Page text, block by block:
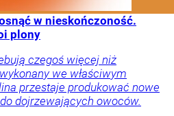
w nieskończoność.
plony
czegoś więcej niż
we właściwym
przestaje produkować nowe
dojrzewających owoców.